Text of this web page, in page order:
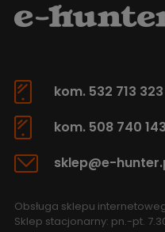
kom. 532 713 323
kom. 508 740 143
sklep@e-
Obsługa sklepu
Sklep stacjonarny: pn.-pt.